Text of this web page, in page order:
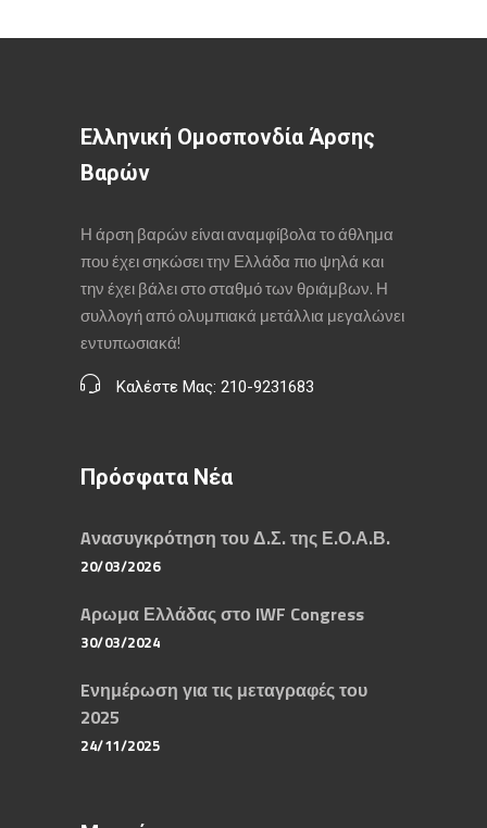
Ελληνική Ομοσπονδία Άρσης
Βαρών
Η άρση βαρών είναι αναμφίβολα το άθλημα
που έχει σηκώσει την Ελλάδα πιο ψηλά και
την έχει βάλει στο σταθμό των θριάμβων. Η
συλλογή από ολυμπιακά μετάλλια μεγαλώνει
εντυπωσιακά!
Καλέστε Μας: 210-9231683
Πρόσφατα Νέα
Aνασυγκρότηση του Δ.Σ. της Ε.Ο.Α.Β.
20/03/2026
Aρωμα Ελλάδας στο IWF Congress
30/03/2024
Eνημέρωση για τις μεταγραφές του
2025
24/11/2025